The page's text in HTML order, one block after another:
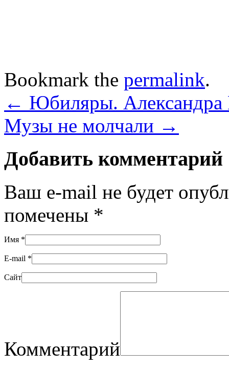
Bookmark the permalink.
← Юбиляры. Александра
Музы не молчали →
Добавить комментарий
Ваш e-mail не будет
помечены *
Имя *
E-mail *
Сайт
Комментарий